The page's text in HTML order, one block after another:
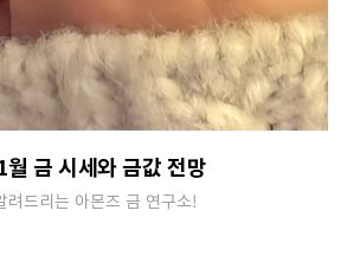
금 시세와 금값 전망
려드리는 아몬즈 금 연구소!